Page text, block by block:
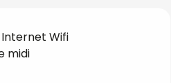
Wifi
midi